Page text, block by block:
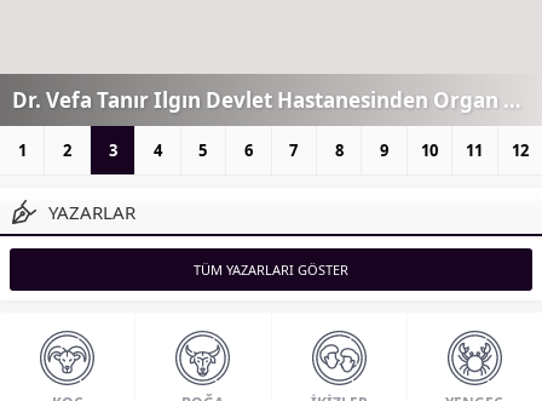
Dr. Vefa Tanır Ilgın Devlet Hastanesinden Organ Bağışı Hakkında Bilgilendirme
1 2 3 4 5 6 7 8 9 10 11 12
YAZARLAR
TÜM YAZARLARI GÖSTER